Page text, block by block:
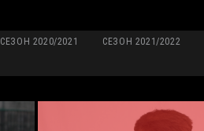
СЕЗОН 2020/2021 СЕЗОН 2021/2022